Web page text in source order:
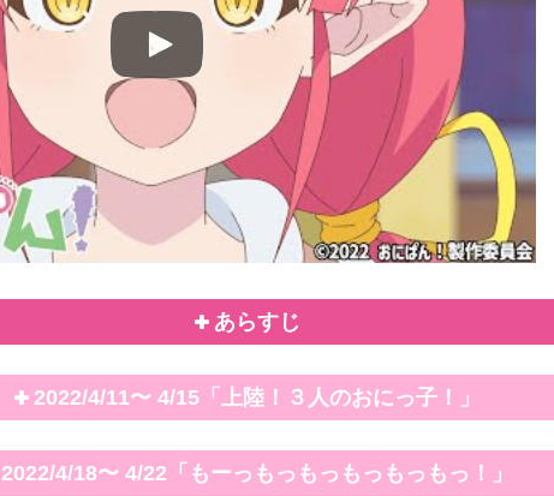
あらすじ
2022/4/11〜 4/15「上陸！３人のおにっ子！」
2022/4/18〜 4/22「もーっもっもっもっもっもっ！」